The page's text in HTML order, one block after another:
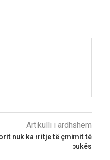
Artikulli i ardhshëm
nuk ka rritje të çmimit të
bukës